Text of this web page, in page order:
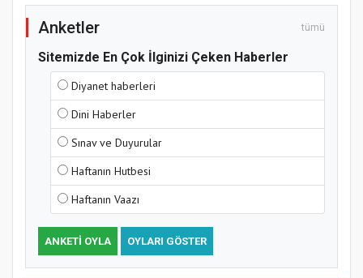
Samsun Atakum’da Yaz Kur’an Kursu
Kapanış Programı
Anketler tümü
Sitemizde En Çok İlginizi Çeken Haberler
Diyanet haberleri
Dini Haberler
Sınav ve Duyurular
Haftanın Hutbesi
Haftanın Vaazı
ANKETI OYLA OYLARI GÖSTER